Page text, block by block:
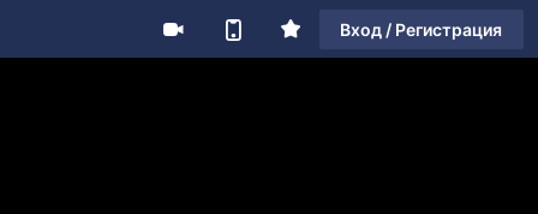
Вход / Регистрация